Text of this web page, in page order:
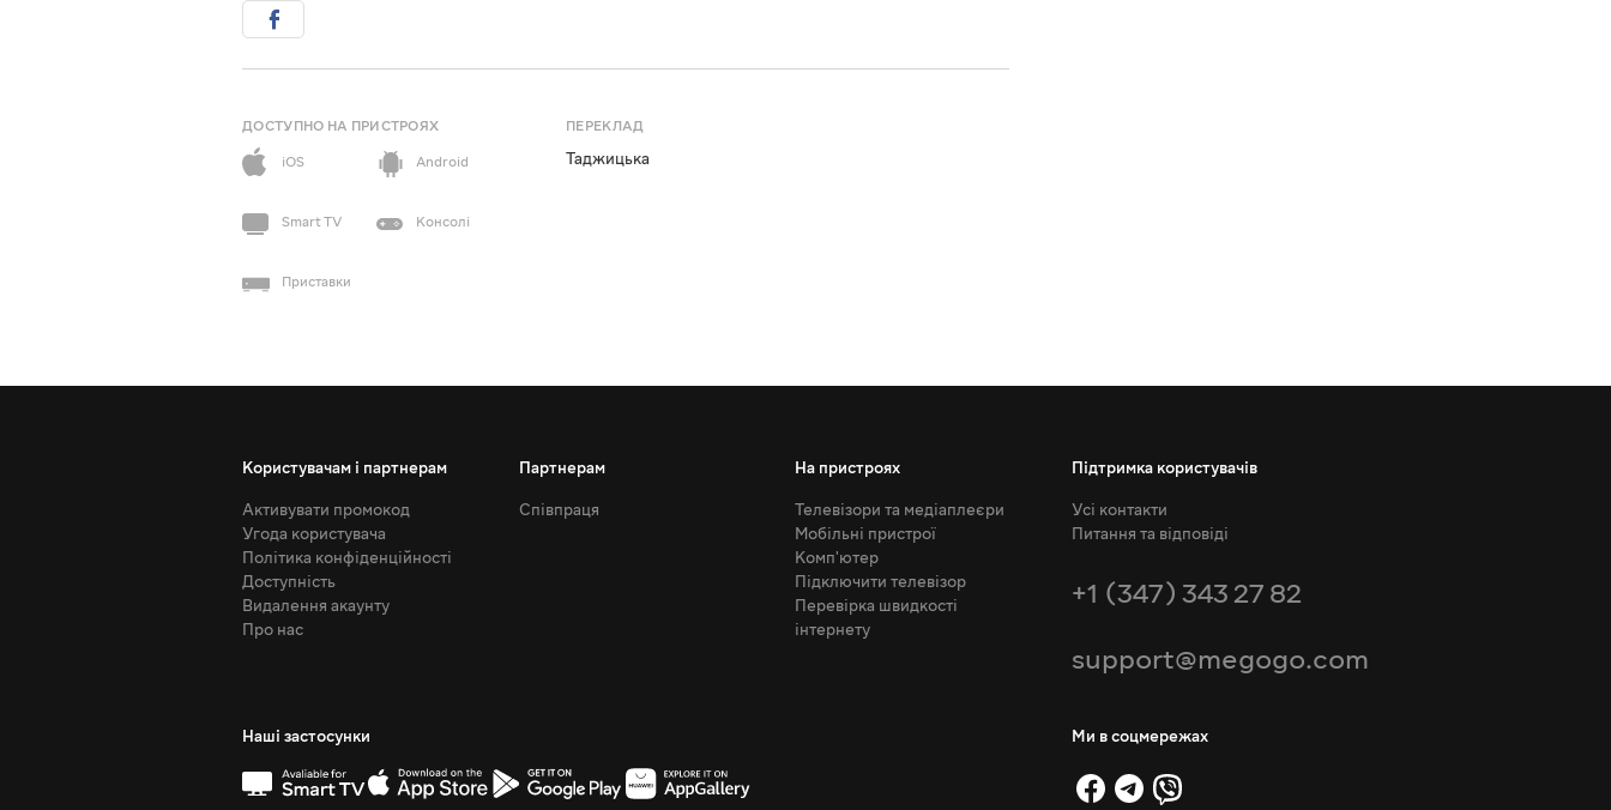
ДОСТУПНО НА ПРИСТРОЯХ
iOS
Android
Smart TV Консолі
Приставки
ПЕРЕКЛАД
Таджицька
Користувачам і партнерам
Активувати промокод
Угода користувача
Політика конфіденційності
Доступність
Видалення акаунту
Про нас
Партнерам
Співпраця
На пристроях
Телевізори та медіаплеєри
Мобільні пристрої
Комп'ютер
Підключити телевізор
Перевірка швидкості
інтернету
Підтримка користувачів
Усі контакти
Питання та відповіді
+1 (347) 343 27 82
support@megogo.com
Наші застосунки Ми в соцмережах